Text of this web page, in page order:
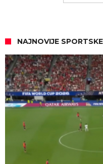
NAJNOVIJE